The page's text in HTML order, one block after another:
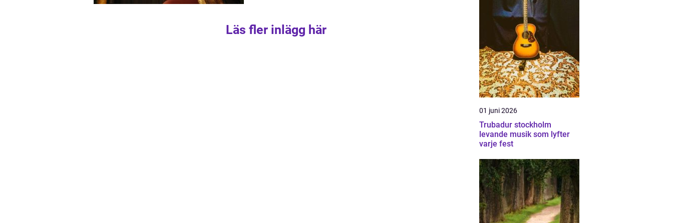
Läs fler inlägg här
01 juni 2026
Trubadur stockholm
levande musik som lyfter
varje fest